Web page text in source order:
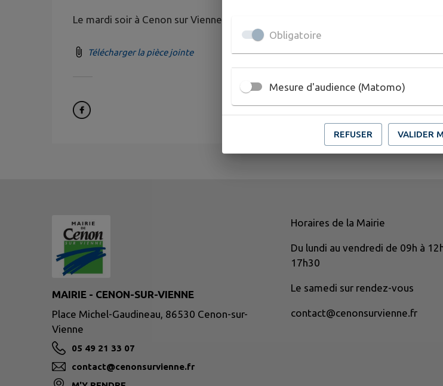
Le mardi soir à Cenon sur Vienne
Télécharger la pièce jointe
MAIRIE - CENON-SUR-VIENNE
Place Michel-Gaudineau, 86530 Cenon-sur-
Vienne
05 49 21 33 07
contact@cenonsurvienne.fr
Horaires de la Mairie
Du lundi au vendredi de 09h à
17h30
Le samedi sur rendez-vous
contact@cenonsurvienne.fr
Obligatoire
Mesure d'audience (Matomo)
REFUSER VALIDER